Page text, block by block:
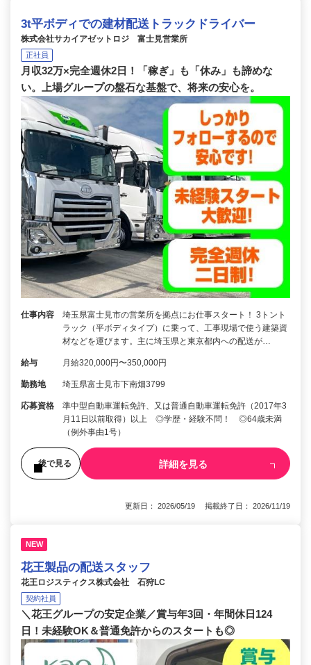
3t平ボディでの建材配送トラックドライバー
株式会社サカイアゼットロジ 富士見営業所
正社員
月収32万×完全週休2日！「稼ぎ」も「休み」も諦めな
い。上場グループの盤石な基盤で、将来の安心を。
仕事内容
埼玉県富士見市の営業所を拠点にお仕事スタート！ 3トント
ラック（平ボディタイプ）に乗って、工事現場で使う建築資
材などを運びます。主に埼玉県と東京都内への配送が…
給与 月給320,000円〜350,000円
勤務地 埼玉県富士見市下南畑3799
応募資格
準中型自動車運転免許、又は普通自動車運転免許（2017年3
月11日以前取得）以上 ◎学歴・経験不問！ ◎64歳未満
（例外事由1号）
後で見る 詳細を見る
更新日： 2026/05/19 掲載終了日： 2026/11/19
NEW
花王製品の配送スタッフ
花王ロジスティクス株式会社 石狩LC
契約社員
＼花王グループの安定企業／賞与年3回・年間休日124
日！未経験OK＆普通免許からのスタートも◎